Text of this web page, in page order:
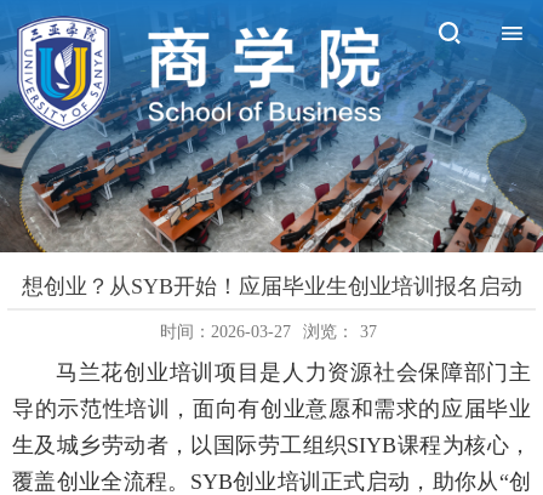
想创业？从SYB开始！应届毕业生创业培训报名启动
时间：2026-03-27 浏览： 37
马兰花创业培训项目是人力资源社会保障部门主
导的示范性培训，面向有创业意愿和需求的应届毕业
生及城乡劳动者，以国际劳工组织SIYB课程为核心，
覆盖创业全流程。SYB创业培训正式启动，助你从“创